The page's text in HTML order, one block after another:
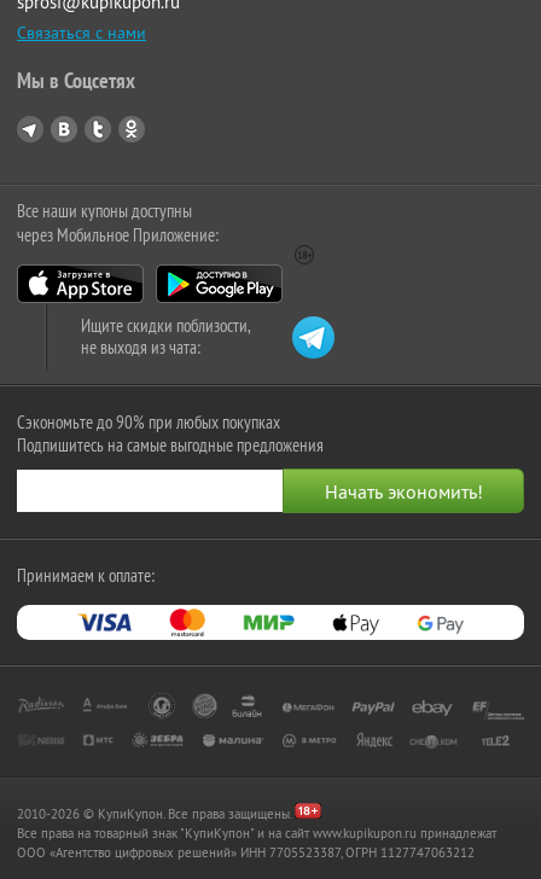
Связаться с нами
Мы в Соцсетях
Все наши купоны доступны
через Мобильное Приложение:
Ищите скидки поблизости,
не выходя из чата:
Сэкономьте до 90% при любых покупках
Подпишитесь на самые выгодные предложения
Принимаем к оплате:
2010-2026 © КупиКупон. Все права защищены.
Все права на товарный знак "КупиКупон" и на сайт www.kupikupon.ru принадлежат
OOO «Агентство цифровых решений» ИНН 7705523387, ОГРН 1127747063212